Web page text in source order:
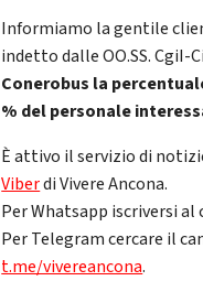
Informiamo la gentile
indetto dalle OO.SS. CgiI-
Conerobus la
% del personale
È attivo il servizio di
Viberdi Vivere Ancona.
Per Whatsapp iscriversi al
Per Telegram cercare il
t.me/vivereancona.